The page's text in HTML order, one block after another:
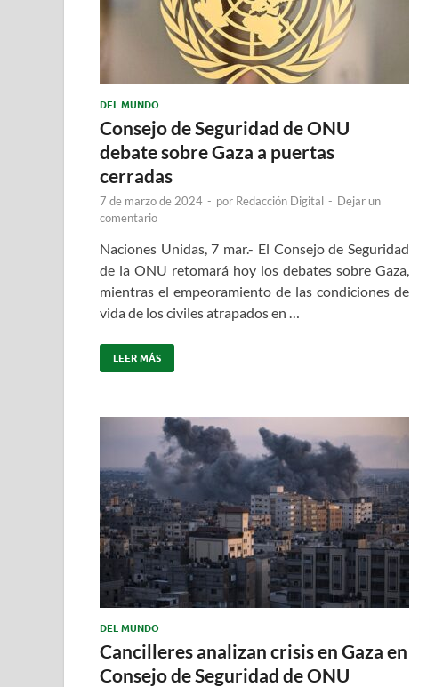
DEL MUNDO
Consejo de Seguridad de ONU
debate sobre Gaza a puertas
cerradas
7 de marzo de 2024 - por Redacción Digital - Dejar un
comentario
Naciones Unidas, 7 mar.- El Consejo de Seguridad
de la ONU retomará hoy los debates sobre Gaza,
mientras el empeoramiento de las condiciones de
vida de los civiles atrapados en …
LEER MÁS
DEL MUNDO
Cancilleres analizan crisis en Gaza en
Consejo de Seguridad de ONU